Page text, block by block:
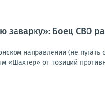
заварку»: Боец СВО
направлении (не
«Шахтер» от позиций